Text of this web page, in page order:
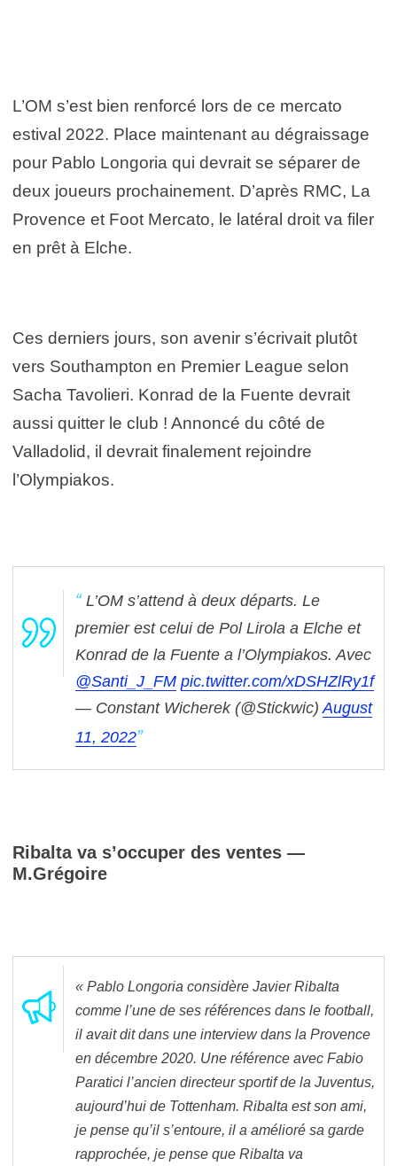
L’OM s’est bien renforcé lors de ce mercato
estival 2022. Place maintenant au dégraissage
pour Pablo Longoria qui devrait se séparer de
deux joueurs prochainement. D’après RMC, La
Provence et Foot Mercato, le latéral droit va filer
en prêt à Elche.
Ces derniers jours, son avenir s’écrivait plutôt
vers Southampton en Premier League selon
Sacha Tavolieri. Konrad de la Fuente devrait
aussi quitter le club ! Annoncé du côté de
Valladolid, il devrait finalement rejoindre
l’Olympiakos.
L’OM s’attend à deux départs. Le
premier est celui de Pol Lirola a Elche et
Konrad de la Fuente a l’Olympiakos. Avec
@Santi_J_FM pic.twitter.com/xDSHZlRy1f
— Constant Wicherek (@Stickwic) August
11, 2022
Ribalta va s’occuper des ventes —
M.Grégoire
« Pablo Longoria considère Javier Ribalta
comme l’une de ses références dans le football,
il avait dit dans une interview dans la Provence
en décembre 2020. Une référence avec Fabio
Paratici l’ancien directeur sportif de la Juventus,
aujourd’hui de Tottenham. Ribalta est son ami,
je pense qu’il s’entoure, il a amélioré sa garde
rapprochée, je pense que Ribalta va